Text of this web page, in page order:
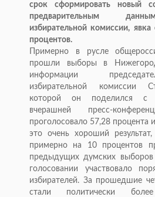
срок сформировать новый
предварительным
избирательной комиссии,
процентов.
Примерно в русле
прошли выборы в
информации
избирательной комиссии
которой он поделился с
вчерашней пресс-
проголосовало 57,28 процента
это очень хороший
примерно на 10 процентов
предыдущих думских
голосовании участвовало
избирателей. За прошедшие
стали политически более